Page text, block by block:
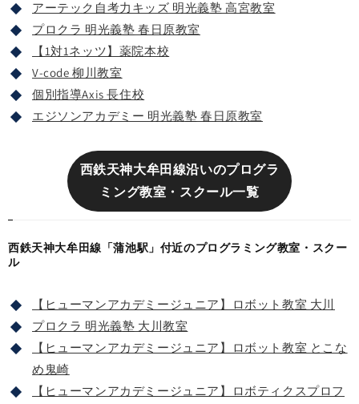
アーテック自考力キッズ 明光義塾 高宮教室
プロクラ 明光義塾 春日原教室
【1対1ネッツ】薬院本校
V-code 柳川教室
個別指導Axis 長住校
エジソンアカデミー 明光義塾 春日原教室
西鉄天神大牟田線沿いのプログラ
ミング教室・スクール一覧
西鉄天神大牟田線「蒲池駅」付近のプログラミング教室・スクー
ル
【ヒューマンアカデミージュニア】ロボット教室 大川
プロクラ 明光義塾 大川教室
【ヒューマンアカデミージュニア】ロボット教室 とこな
め鬼崎
【ヒューマンアカデミージュニア】ロボティクスプロフ